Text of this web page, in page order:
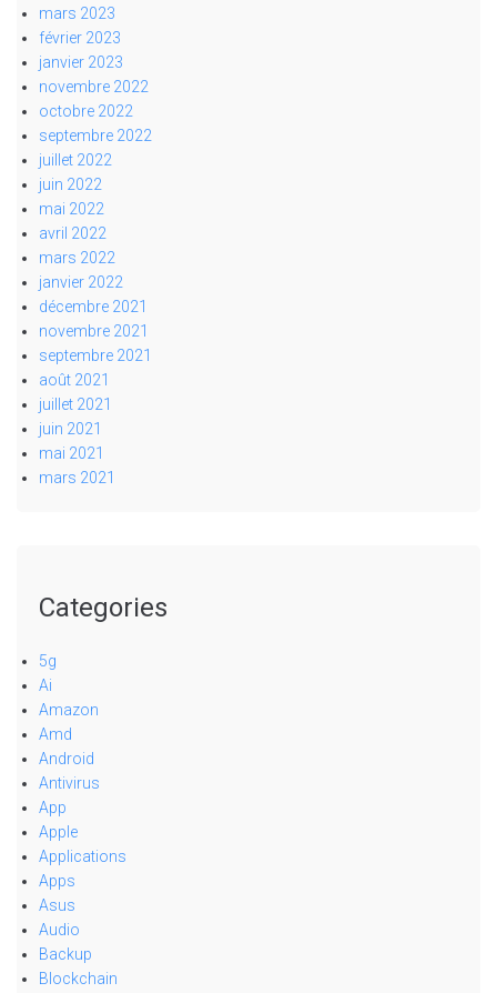
mars 2023
février 2023
janvier 2023
novembre 2022
octobre 2022
septembre 2022
juillet 2022
juin 2022
mai 2022
avril 2022
mars 2022
janvier 2022
décembre 2021
novembre 2021
septembre 2021
août 2021
juillet 2021
juin 2021
mai 2021
mars 2021
Categories
5g
Ai
Amazon
Amd
Android
Antivirus
App
Apple
Applications
Apps
Asus
Audio
Backup
Blockchain